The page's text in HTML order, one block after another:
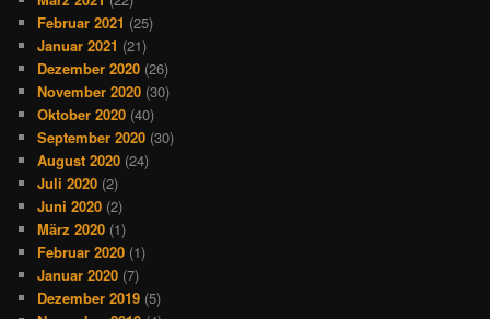
Februar 2021 (25)
Januar 2021 (21)
Dezember 2020 (26)
November 2020 (30)
Oktober 2020 (40)
September 2020 (30)
August 2020 (24)
Juli 2020 (2)
Juni 2020 (2)
März 2020 (1)
Februar 2020 (1)
Januar 2020 (7)
Dezember 2019 (5)